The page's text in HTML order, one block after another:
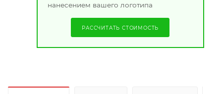
нанесением вашего логотипа
РАССЧИТАТЬ СТОИМОСТЬ